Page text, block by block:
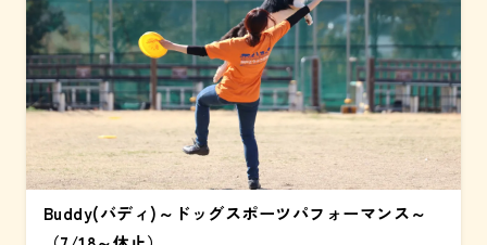
Buddy(バディ)～ドッグスポーツパフォーマンス～